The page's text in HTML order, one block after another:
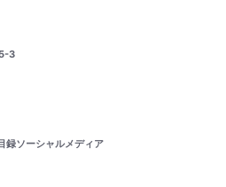
3
録ソーシャルメディア